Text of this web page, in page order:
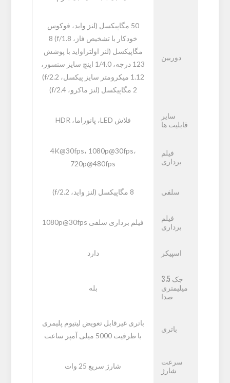
دوربین
50 مگاپیکسل (لنز واید، فوکوس
خودکار با تشخیص فاز، f/1.8) 8
مگاپیکسل (لنز اولتراواید با پوشش
123 درجه، 1/4.0 اینچ سایز سنسور،
1.12 میکرومتر سایز پیکسل، f/2.2)
2 مگاپیکسل (لنز ماکرو، f/2.4)
سایر
قابلیت ها
فلاش LED، پانوراما، HDR
فیلم
برداری
4K@30fps، 1080p@30fps،
720p@480fps
سلفی 8 مگاپیکسل (لنز واید، f/2.2)
فیلم
برداری
فیلم برداری سلفی 1080p@30fps
اسپیکر دارد
جک 3.5
میلیمتری
صدا
بله
باتری
باتری غیرقابل تعویض لیتیوم پلیمری
با ظرفیت 5000 میلی آمپر ساعت
سرعت
شارژ
شارژ سریع 25 وات